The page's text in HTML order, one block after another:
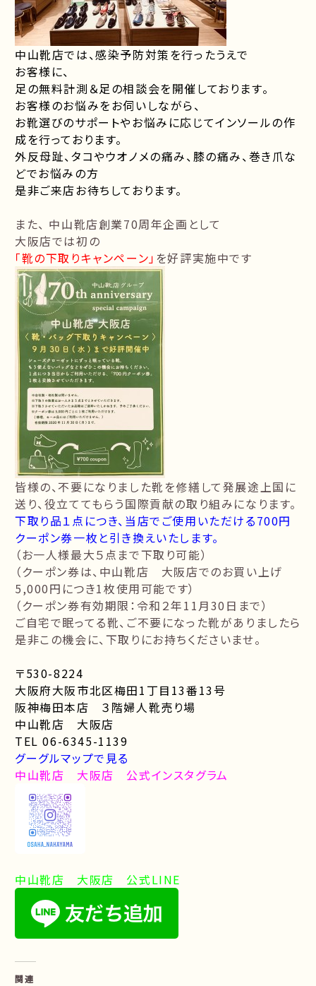
中山靴店では、感染予防対策を行ったうえで
お客様に、
足の無料計測＆足の相談会を開催しております。
お客様のお悩みをお伺いしながら、
お靴選びのサポートやお悩みに応じてインソールの作
成を行っております。
外反母趾、タコやウオノメの痛み、膝の痛み、巻き爪な
どでお悩みの方
是非ご来店お待ちしております。
また、 中山靴店創業70周年企画として
大阪店では初の
「靴の下取りキャンペーン」 を好評実施中です
皆様の、不要になりました靴を修繕して発展途上国に
送り、役立ててもらう国際貢献の取り組みになります。
下取り品１点につき、当店でご使用いただける700円
クーポン券一枚と引き換えいたします。
（お一人様最大５点まで下取り可能）
（クーポン券は、中山靴店 大阪店でのお買い上げ
5,000円につき1枚使用可能です）
（クーポン券有効期限：令和２年11月30日まで）
ご自宅で眠ってる靴、ご不要になった靴がありましたら
是非この機会に、下取りにお持ちくださいませ。
〒530-8224
大阪府大阪市北区梅田1丁目13番13号
阪神梅田本店 ３階婦人靴売り場
中山靴店 大阪店
TEL 06-6345-1139
グーグルマップで見る
中山靴店 大阪店 公式インスタグラム
中山靴店 大阪店 公式LINE
関連